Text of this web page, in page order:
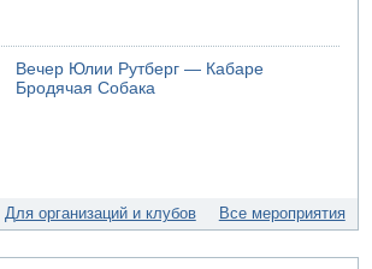
пытались ворваться в офис
дым над портом
для Ирана
Вечер Юлии Рутберг — Кабаре
Бродячая Собака
Для организаций и клубов Все мероприятия